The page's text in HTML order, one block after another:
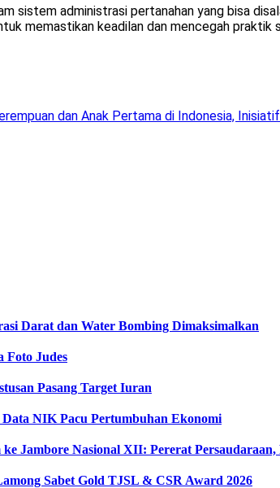
sistem administrasi pertanahan yang bisa
memastikan keadilan dan mencegah
dan Anak Pertama di Indonesia,
Darat dan Water Bombing Dimaksimalkan
Foto Judes
Pasang Target Iuran
NIK Pacu Pertumbuhan Ekonomi
Jambore Nasional XII: Pererat
Sabet Gold TJSL & CSR Award 2026